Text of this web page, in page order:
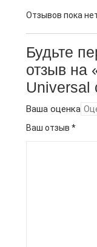
Отзывов пока
Будьте
отзыв на
Universal
Ваша оценка
Ваш отзыв *